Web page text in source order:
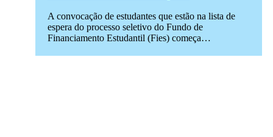
A convocação de estudantes que estão na lista de
espera do processo seletivo do Fundo de
Financiamento Estudantil (Fies) começa…